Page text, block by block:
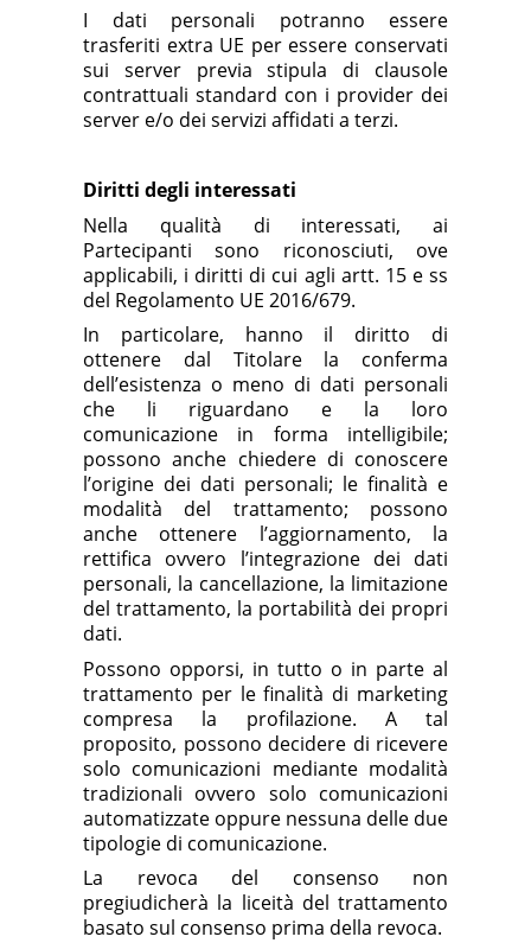
I dati personali potranno essere
trasferiti extra UE per essere conservati
sui server previa stipula di clausole
contrattuali standard con i provider dei
server e/o dei servizi affidati a terzi.
Diritti degli interessati
Nella qualità di interessati, ai
Partecipanti sono riconosciuti, ove
applicabili, i diritti di cui agli artt. 15 e ss
del Regolamento UE 2016/679.
In particolare, hanno il diritto di
ottenere dal Titolare la conferma
dell’esistenza o meno di dati personali
che li riguardano e la loro
comunicazione in forma intelligibile;
possono anche chiedere di conoscere
l’origine dei dati personali; le finalità e
modalità del trattamento; possono
anche ottenere l’aggiornamento, la
rettifica ovvero l’integrazione dei dati
personali, la cancellazione, la limitazione
del trattamento, la portabilità dei propri
dati.
Possono opporsi, in tutto o in parte al
trattamento per le finalità di marketing
compresa la profilazione. A tal
proposito, possono decidere di ricevere
solo comunicazioni mediante modalità
tradizionali ovvero solo comunicazioni
automatizzate oppure nessuna delle due
tipologie di comunicazione.
La revoca del consenso non
pregiudicherà la liceità del trattamento
basato sul consenso prima della revoca.